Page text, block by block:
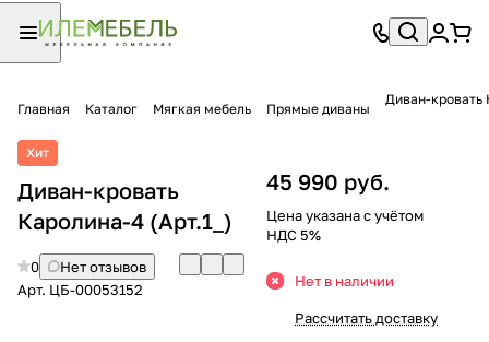
Главная Каталог Мягкая мебель Прямые диваны
Диван-кровать
Хит
Диван-кровать
Каролина-4 (Арт.1_)
0
Нет отзывов
Арт. ЦБ-00053152
45 990 руб.
Цена указана с учётом
НДС 5%
Нет в наличии
Рассчитать доставку